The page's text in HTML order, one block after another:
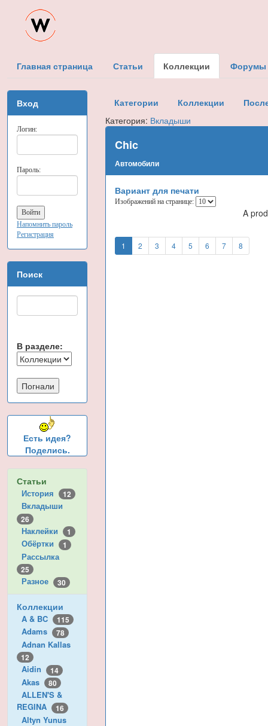
Главная страница Статьи Коллекции Форумы
Вход
Логин:
Пароль:
Напомнить пароль
Регистрация
Поиск
В разделе:
Есть идея?
Поделись.
Статьи
История 12
Вкладыши
26
Наклейки 1
Обёртки 1
Рассылка
25
Разное 30
Коллекции
A & BC 115
Adams 78
Adnan Kallas
12
Aidin 14
Akas 80
ALLEN'S &
REGINA
16
Altyn Yunus
Категории Коллекции
Категория: Вкладыши
Chic
Автомобили
Вариант для печати
Изображений на странице:
A
1 2 3 4 5 6 7 8